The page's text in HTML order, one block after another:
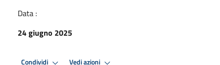
Data :
24 giugno 2025
Condividi Vedi azioni